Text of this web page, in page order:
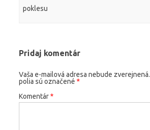
poklesu
Pridaj komentár
Vaša e-mailová adresa nebude zverejnená.
polia sú označené *
Komentár*